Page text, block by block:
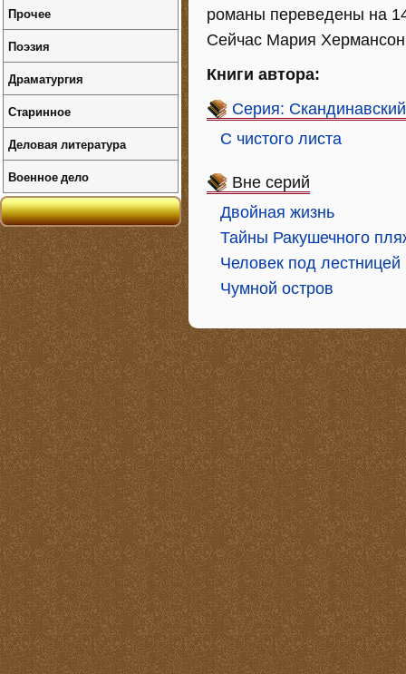
романы переведены на
Сейчас Мария
Книги автора:
Серия:
С чистого листа
Вне серий
Двойная жизнь
Тайны Ракушечного
Человек под лестницей
Чумной остров
Прочее
Поэзия
Драматургия
Старинное
Деловая литература
Военное дело